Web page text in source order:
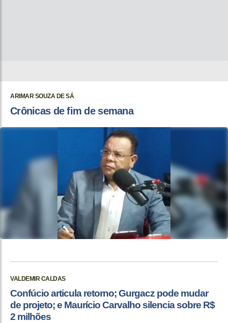
ARIMAR SOUZA DE SÁ
Crônicas de fim de semana
VALDEMIR CALDAS
Confúcio articula retorno; Gurgacz pode mudar
de projeto; e Maurício Carvalho silencia sobre R$
2 milhões